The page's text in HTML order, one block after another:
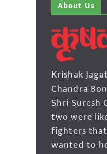
About Us
Krishak
Chandra
Shri Suresh
two were
fighters
wanted to